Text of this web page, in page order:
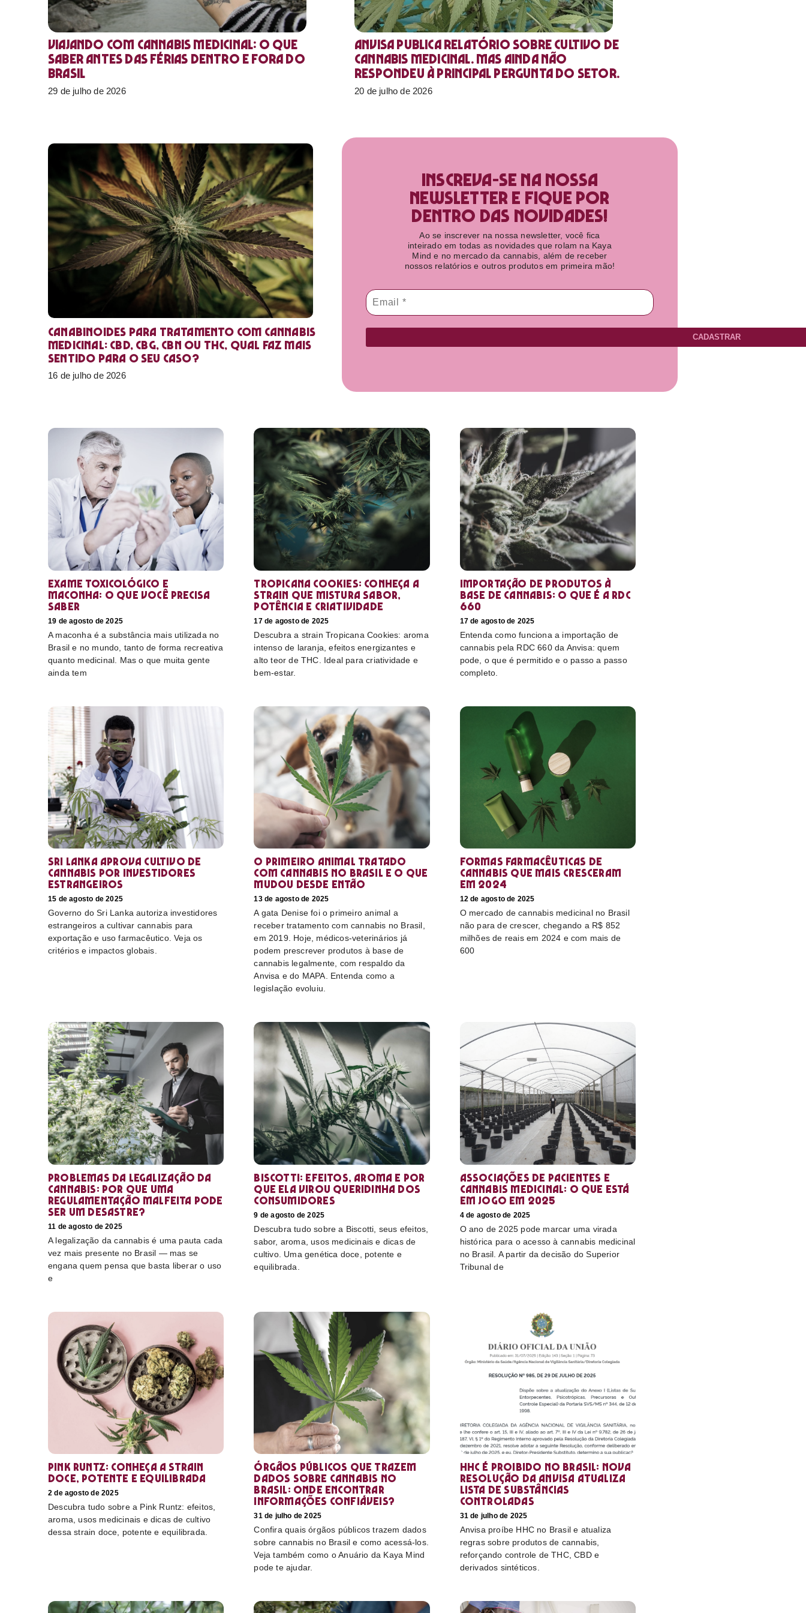
Viajando com cannabis medicinal: o que
saber antes das férias dentro e fora do
Brasil
29 de julho de 2026
Anvisa publica relatório sobre cultivo de
Cannabis medicinal. Mas ainda não
respondeu à principal pergunta do setor.
20 de julho de 2026
Canabinoides para tratamento com cannabis
medicinal: CBD, CBG, CBN ou THC, qual faz mais
sentido para o seu caso?
16 de julho de 2026
Inscreva-se na nossa
newsletter e fique por
dentro das novidades!​
Ao se inscrever na nossa newsletter, você fica
inteirado em todas as novidades que rolam na Kaya
Mind e no mercado da cannabis, além de receber
nossos relatórios e outros produtos em primeira mão!
CADASTRAR
Exame toxicológico e
maconha: o que você precisa
saber
19 de agosto de 2025
A maconha é a substância mais utilizada no
Brasil e no mundo, tanto de forma recreativa
quanto medicinal. Mas o que muita gente
ainda tem
Tropicana Cookies: conheça a
strain que mistura sabor,
potência e criatividade
17 de agosto de 2025
Descubra a strain Tropicana Cookies: aroma
intenso de laranja, efeitos energizantes e
alto teor de THC. Ideal para criatividade e
bem-estar.
Importação de produtos à
base de cannabis: o que é a RDC
660
17 de agosto de 2025
Entenda como funciona a importação de
cannabis pela RDC 660 da Anvisa: quem
pode, o que é permitido e o passo a passo
completo.
Sri Lanka aprova cultivo de
cannabis por investidores
estrangeiros
15 de agosto de 2025
Governo do Sri Lanka autoriza investidores
estrangeiros a cultivar cannabis para
exportação e uso farmacêutico. Veja os
critérios e impactos globais.
O primeiro animal tratado
com cannabis no Brasil e o que
mudou desde então
13 de agosto de 2025
A gata Denise foi o primeiro animal a
receber tratamento com cannabis no Brasil,
em 2019. Hoje, médicos-veterinários já
podem prescrever produtos à base de
cannabis legalmente, com respaldo da
Anvisa e do MAPA. Entenda como a
legislação evoluiu.
Formas farmacêuticas de
cannabis que mais cresceram
em 2024
12 de agosto de 2025
O mercado de cannabis medicinal no Brasil
não para de crescer, chegando a R$ 852
milhões de reais em 2024 e com mais de
600
Problemas da legalização da
cannabis: por que uma
regulamentação malfeita pode
ser um desastre?
11 de agosto de 2025
A legalização da cannabis é uma pauta cada
vez mais presente no Brasil — mas se
engana quem pensa que basta liberar o uso
e
Biscotti: efeitos, aroma e por
que ela virou queridinha dos
consumidores
9 de agosto de 2025
Descubra tudo sobre a Biscotti, seus efeitos,
sabor, aroma, usos medicinais e dicas de
cultivo. Uma genética doce, potente e
equilibrada.
Associações de pacientes e
cannabis medicinal: o que está
em jogo em 2025
4 de agosto de 2025
O ano de 2025 pode marcar uma virada
histórica para o acesso à cannabis medicinal
no Brasil. A partir da decisão do Superior
Tribunal de
Pink Runtz: conheça a strain
doce, potente e equilibrada
2 de agosto de 2025
Descubra tudo sobre a Pink Runtz: efeitos,
aroma, usos medicinais e dicas de cultivo
dessa strain doce, potente e equilibrada.
Órgãos públicos que trazem
dados sobre cannabis no
Brasil: onde encontrar
informações confiáveis?
31 de julho de 2025
Confira quais órgãos públicos trazem dados
sobre cannabis no Brasil e como acessá-los.
Veja também como o Anuário da Kaya Mind
pode te ajudar.
HHC é proibido no Brasil: nova
resolução da Anvisa atualiza
lista de substâncias
controladas
31 de julho de 2025
Anvisa proíbe HHC no Brasil e atualiza
regras sobre produtos de cannabis,
reforçando controle de THC, CBD e
derivados sintéticos.